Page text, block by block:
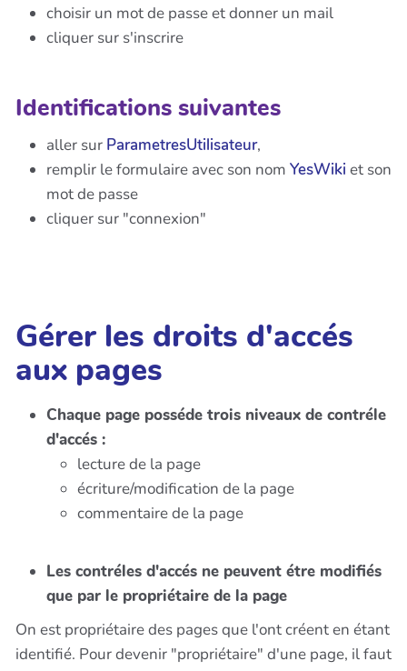
choisir un mot de passe et donner un mail
cliquer sur s'inscrire
Identifications suivantes
aller sur ParametresUtilisateur,
remplir le formulaire avec son nom YesWiki et son
mot de passe
cliquer sur "connexion"
Gérer les droits d'accés
aux pages
Chaque page posséde trois niveaux de contréle
d'accés :
lecture de la page
écriture/modification de la page
commentaire de la page
Les contréles d'accés ne peuvent étre modifiés
que par le propriétaire de la page
On est propriétaire des pages que l'ont créent en étant
identifié. Pour devenir "propriétaire" d'une page, il faut